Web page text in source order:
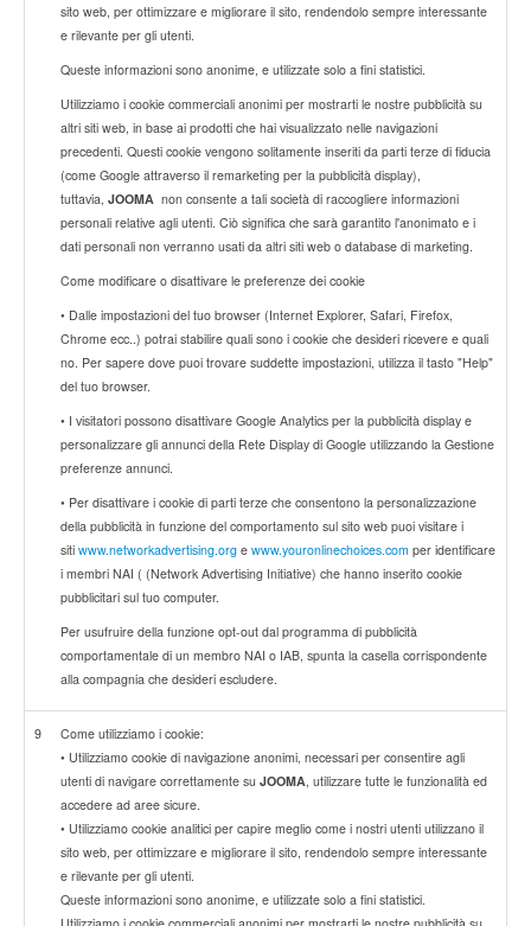
sito web, per ottimizzare e migliorare il sito, rendendolo sempre interessante
e rilevante per gli utenti.
Queste informazioni sono anonime, e utilizzate solo a fini statistici.
Utilizziamo i cookie commerciali anonimi per mostrarti le nostre pubblicità su
altri siti web, in base ai prodotti che hai visualizzato nelle navigazioni
precedenti. Questi cookie vengono solitamente inseriti da parti terze di fiducia
(come Google attraverso il remarketing per la pubblicità display),
tuttavia, JOOMA non consente a tali società di raccogliere informazioni
personali relative agli utenti. Ciò significa che sarà garantito l'anonimato e i
dati personali non verranno usati da altri siti web o database di marketing.
Come modificare o disattivare le preferenze dei cookie
• Dalle impostazioni del tuo browser (Internet Explorer, Safari, Firefox,
Chrome ecc..) potrai stabilire quali sono i cookie che desideri ricevere e quali
no. Per sapere dove puoi trovare suddette impostazioni, utilizza il tasto "Help"
del tuo browser.
• I visitatori possono disattivare Google Analytics per la pubblicità display e
personalizzare gli annunci della Rete Display di Google utilizzando la Gestione
preferenze annunci.
• Per disattivare i cookie di parti terze che consentono la personalizzazione
della pubblicità in funzione del comportamento sul sito web puoi visitare i
siti www.networkadvertising.org e www.youronlinechoices.com per identificare
i membri NAI ( (Network Advertising Initiative) che hanno inserito cookie
pubblicitari sul tuo computer.
Per usufruire della funzione opt-out dal programma di pubblicità
comportamentale di un membro NAI o IAB, spunta la casella corrispondente
alla compagnia che desideri escludere.
9
Come utilizziamo i cookie:
• Utilizziamo cookie di navigazione anonimi, necessari per consentire agli
utenti di navigare correttamente su JOOMA , utilizzare tutte le funzionalità ed
accedere ad aree sicure.
• Utilizziamo cookie analitici per capire meglio come i nostri utenti utilizzano il
sito web, per ottimizzare e migliorare il sito, rendendolo sempre interessante
e rilevante per gli utenti.
Queste informazioni sono anonime, e utilizzate solo a fini statistici.